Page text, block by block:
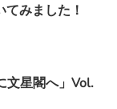
みました！
文星閣へ」Vol.